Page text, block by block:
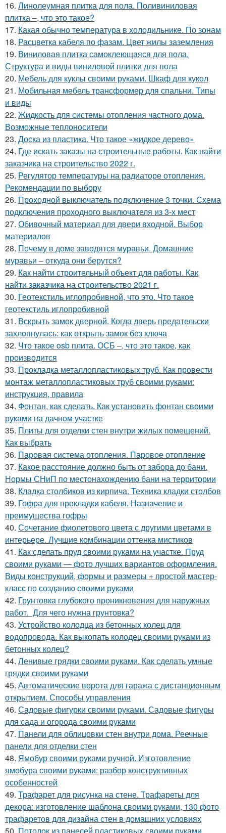
16. Линолеумная плитка для пола. Поливиниловая
плитка –, что это такое?
17. Какая обычно температура в холодильнике. По зонам
18. Расцветка кабеля по фазам. Цвет жилы заземления
19. Виниловая плитка самоклеющаяся для пола.
Структура и виды виниловой плитки для пола
20. Мебель для куклы своими руками. Шкаф для кукол
21. Мобильная мебель трансформер для спальни. Типы
и виды
22. Жидкость для системы отопления частного дома.
Возможные теплоносители
23. Доска из пластика. Что такое «жидкое дерево»
24. Где искать заказы на строительные работы. Как найти
заказчика на строительство 2022 г.
25. Регулятор температуры на радиаторе отопления.
Рекомендации по выбору
26. Проходной выключатель подключение 3 точки. Схема
подключения проходного выключателя из 3-х мест
27. Обивочный материал для двери входной. Выбор
материалов
28. Почему в доме заводятся муравьи. Домашние
муравьи – откуда они берутся?
29. Как найти строительный объект для работы. Как
найти заказчика на строительство 2021 г.
30. Геотекстиль иглопробивной, что это. Что такое
геотекстиль иглопробивной
31. Вскрыть замок дверной. Когда дверь предательски
захлопнулась: как открыть замок без ключа
32. Что такое osb плита. ОСБ –, что это такое, как
производится
33. Прокладка металлопластиковых труб. Как провести
монтаж металлопластиковых труб своими руками:
инструкция, правила
34. Фонтан, как сделать. Как установить фонтан своими
руками на дачном участке
35. Плиты для отделки стен внутри жилых помещений.
Как выбрать
36. Паровая система отопления. Паровое отопление
37. Какое расстояние должно быть от забора до бани.
Нормы СНиП по местонахождению бани на территории
38. Кладка столбиков из кирпича. Техника кладки столбов
39. Гофра для прокладки кабеля. Назначение и
преимущества гофры
40. Сочетание фиолетового цвета с другими цветами в
интерьере. Лучшие комбинации оттенка мистиков
41. Как сделать пруд своими руками на участке. Пруд
своими руками — фото лучших вариантов оформления.
Виды конструкций, формы и размеры + простой мастер-
класс по созданию своими руками
42. Грунтовка глубокого проникновения для наружных
работ. Для чего нужна грунтовка?
43. Устройство колодца из бетонных колец для
водопровода. Как выкопать колодец своими руками из
бетонных колец?
44. Ленивые грядки своими руками. Как сделать умные
грядки своими руками
45. Автоматические ворота для гаража с дистанционным
открытием. Способы управления
46. Садовые фигурки своими руками. Садовые фигуры
для сада и огорода своими руками
47. Панели для облицовки стен внутри дома. Реечные
панели для отделки стен
48. Ямобур своими руками ручной. Изготовление
ямобура своими руками: разбор конструктивных
особенностей
49. Трафарет для рисунка на стене. Трафареты для
декора: изготовление шаблона своими руками, 130 фото
трафаретов для дизайна стен в домашних условиях